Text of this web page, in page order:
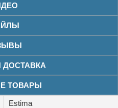
ДОСТАВКА
ТОВАРЫ
Estima